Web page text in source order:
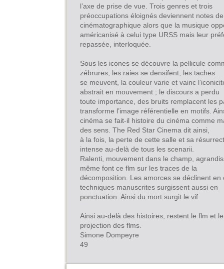
l’axe de prise de vue. Trois genres et trois
préoccupations éloignés deviennent notes
cinématographique alors que la musique
américanisé à celui type URSS mais leur
repassée, interloquée.
Sous les icones se découvre la pellicule
zébrures, les raies se densifent, les taches
se meuvent, la couleur varie et vainc
abstrait en mouvement ; le discours a perdu
toute importance, des bruits remplacent les
transforme l’image référentielle en motifs.
cinéma se fait-il histoire du cinéma comme
des sens. The Red Star Cinema dit ainsi,
à la fois, la perte de cette salle et sa
intense au-delà de tous les scenarii.
Ralenti, mouvement dans le champ,
même font ce flm sur les traces de la
décomposition. Les amorces se déclinent en
techniques manuscrites surgissent aussi en
ponctuation. Ainsi du mort surgit le vif.
Ainsi au-delà des histoires, restent le flm et
projection des flms.
Simone Dompeyre
49